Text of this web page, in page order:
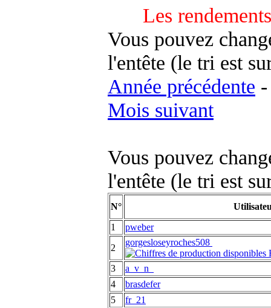
Les
Vous pouvez
l'entête (le tri est
Année précédente -
Mois suivant
Vous pouvez
l'entête (le tri est
N°
1
pweber
2
gorgesloseyroches508
3
a_v_n_
4
brasdefer
5
fr_21